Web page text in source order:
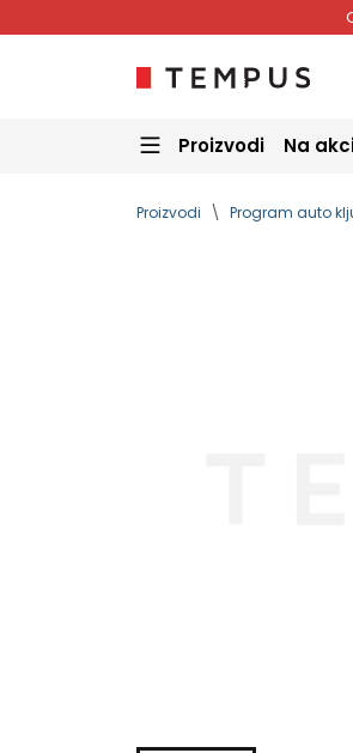
Proizvodi Na
Proizvodi Program auto